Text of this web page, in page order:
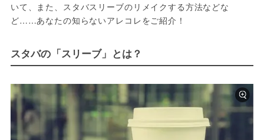
いて、また、スタバスリーブのリメイクする方法などな
ど……あなたの知らないアレコレをご紹介！
スタバの「スリーブ」とは？